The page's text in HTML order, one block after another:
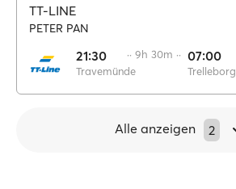
TT-LINE
PETER PAN
21:30
Travemünde
·· 9h 30m ·· 07:00
Trelleborg
Alle anzeigen 2